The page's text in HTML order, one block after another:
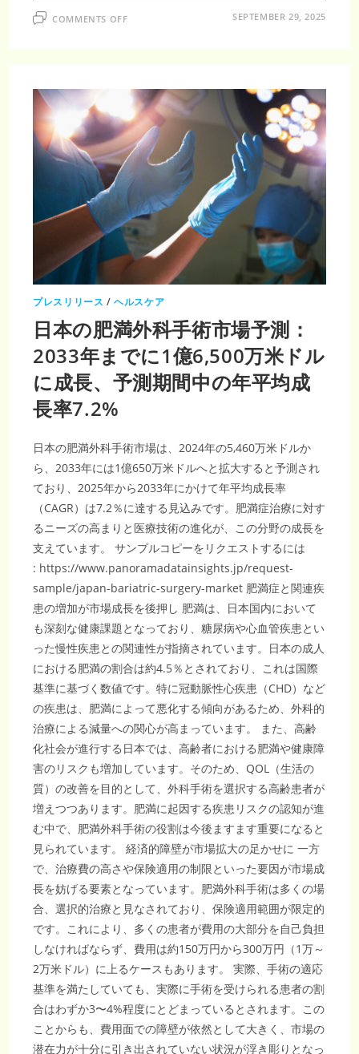
COMMENTS OFFON
ョ
ン
車
市
場
規
模
と
2031
年
成
長
予
測
｜
年
平
長
率
21.1％
で
12,401
億
米
ド
ル
到
達
SEPTEMBER 29, 2025
プレスリリース /ヘルスケア
日本の肥満外科手術市場予測：
2033年までに1億6,500万米ドル
に成長、予測期間中の年平均成
長率7.2%
日本の肥満外科手術市場は、2024年の5,460万米ドルか
ら、2033年には1億650万米ドルへと拡大すると予測され
ており、2025年から2033年にかけて年平均成長率
（CAGR）は7.2％に達する見込みです。肥満症治療に対す
るニーズの高まりと医療技術の進化が、この分野の成長を
支えています。 サンプルコピーをリクエストするには
: https://www.panoramadatainsights.jp/request-
sample/japan-bariatric-surgery-market 肥満症と関連疾
患の増加が市場成長を後押し 肥満は、日本国内において
も深刻な健康課題となっており、糖尿病や心血管疾患とい
った慢性疾患との関連性が指摘されています。日本の成人
における肥満の割合は約4.5％とされており、これは国際
基準に基づく数値です。特に冠動脈性心疾患（CHD）など
の疾患は、肥満によって悪化する傾向があるため、外科的
治療による減量への関心が高まっています。 また、高齢
化社会が進行する日本では、高齢者における肥満や健康障
害のリスクも増加しています。そのため、QOL（生活の
質）の改善を目的として、外科手術を選択する高齢患者が
増えつつあります。肥満に起因する疾患リスクの認知が進
む中で、肥満外科手術の役割は今後ますます重要になると
見られています。 経済的障壁が市場拡大の足かせに 一方
で、治療費の高さや保険適用の制限といった要因が市場成
長を妨げる要素となっています。肥満外科手術は多くの場
合、選択的治療と見なされており、保険適用範囲が限定的
です。これにより、多くの患者が費用の大部分を自己負担
しなければならず、費用は約150万円から300万円（1万～
2万米ドル）に上るケースもあります。 実際、手術の適応
基準を満たしていても、実際に手術を受けられる患者の割
合はわずか3〜4%程度にとどまっているとされます。この
ことからも、費用面での障壁が依然として大きく、市場の
潜在力が十分に引き出されていない状況が浮き彫りとなっ